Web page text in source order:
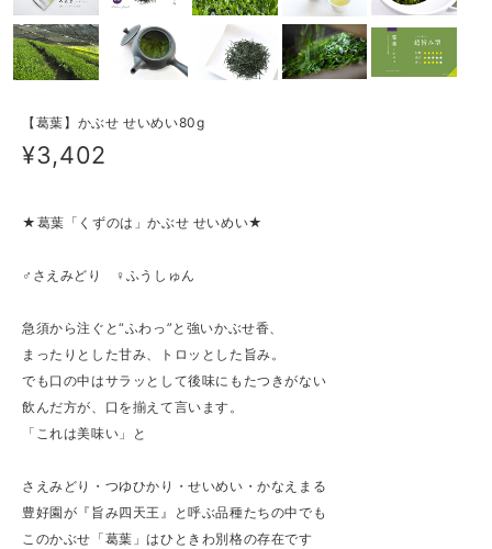
【葛葉】かぶせ せいめい80g
¥3,402
★葛葉「くずのは」かぶせ せいめい★
♂さえみどり ♀ふうしゅん
急須から注ぐと“ふわっ”と強いかぶせ香、
まったりとした甘み、トロッとした旨み。
でも口の中はサラッとして後味にもたつきがない
飲んだ方が、口を揃えて言います。
「これは美味い」と
さえみどり・つゆひかり・せいめい・かなえまる
豊好園が『旨み四天王』と呼ぶ品種たちの中でも
このかぶせ「葛葉」はひときわ別格の存在です